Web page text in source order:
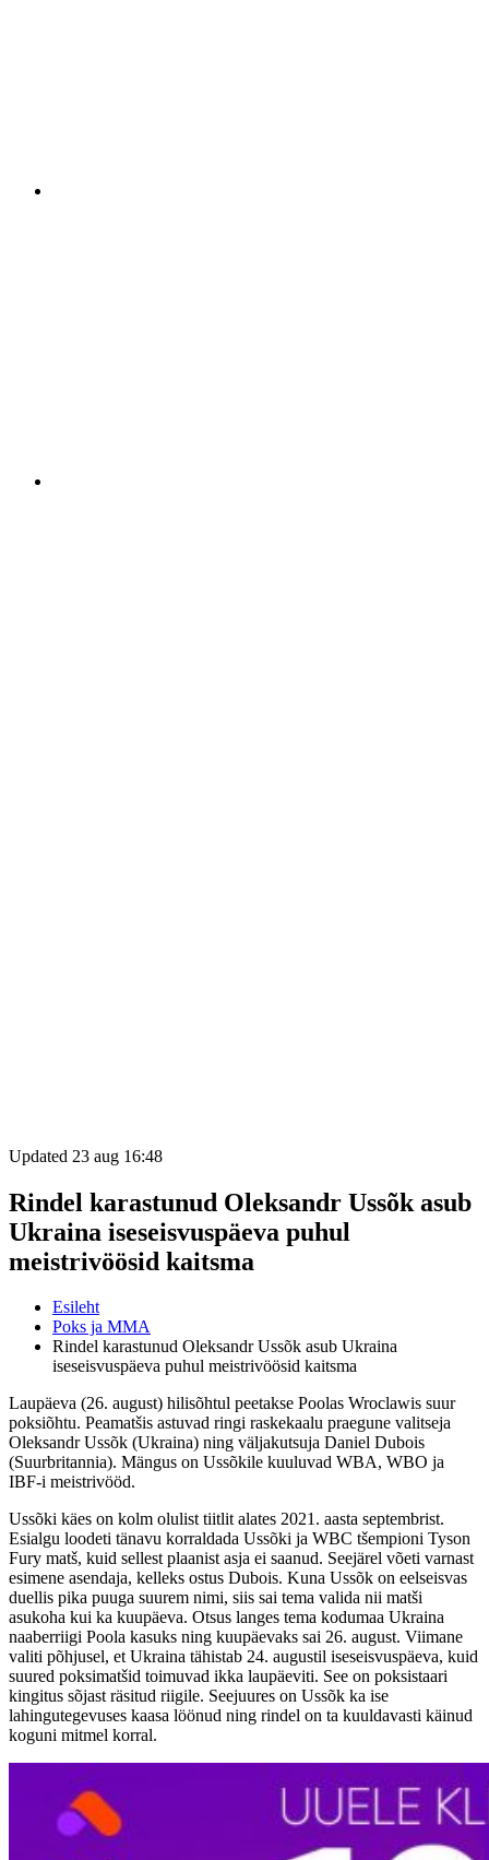
Updated 23 aug 16:48
Rindel karastunud Oleksandr Ussõk asub
Ukraina iseseisvuspäeva puhul
meistrivöösid kaitsma
Esileht
Poks ja MMA
Rindel karastunud Oleksandr Ussõk asub Ukraina
iseseisvuspäeva puhul meistrivöösid kaitsma
Laupäeva (26. august) hilisõhtul peetakse Poolas Wroclawis suur
poksiõhtu. Peamatšis astuvad ringi raskekaalu praegune valitseja
Oleksandr Ussõk (Ukraina) ning väljakutsuja Daniel Dubois
(Suurbritannia). Mängus on Ussõkile kuuluvad WBA, WBO ja
IBF-i meistrivööd.
Ussõki käes on kolm olulist tiitlit alates 2021. aasta septembrist.
Esialgu loodeti tänavu korraldada Ussõki ja WBC tšempioni Tyson
Fury matš, kuid sellest plaanist asja ei saanud. Seejärel võeti varnast
esimene asendaja, kelleks ostus Dubois. Kuna Ussõk on eelseisvas
duellis pika puuga suurem nimi, siis sai tema valida nii matši
asukoha kui ka kuupäeva. Otsus langes tema kodumaa Ukraina
naaberriigi Poola kasuks ning kuupäevaks sai 26. august. Viimane
valiti põhjusel, et Ukraina tähistab 24. augustil iseseisvuspäeva, kuid
suured poksimatšid toimuvad ikka laupäeviti. See on poksistaari
kingitus sõjast räsitud riigile. Seejuures on Ussõk ka ise
lahingutegevuses kaasa löönud ning rindel on ta kuuldavasti käinud
koguni mitmel korral.